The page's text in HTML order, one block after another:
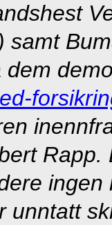
samt
dem
unntatt